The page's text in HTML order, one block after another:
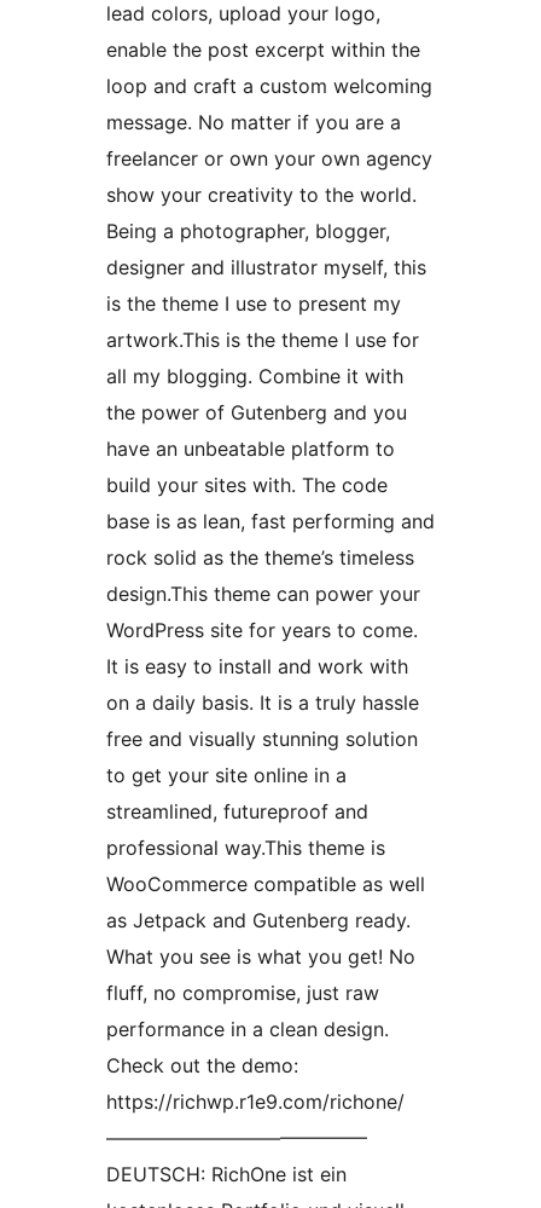
lead colors, upload your logo,
enable the post excerpt within the
loop and craft a custom welcoming
message. No matter if you are a
freelancer or own your own agency
show your creativity to the world.
Being a photographer, blogger,
designer and illustrator myself, this
is the theme I use to present my
artwork.This is the theme I use for
all my blogging. Combine it with
the power of Gutenberg and you
have an unbeatable platform to
build your sites with. The code
base is as lean, fast performing and
rock solid as the theme’s timeless
design.This theme can power your
WordPress site for years to come.
It is easy to install and work with
on a daily basis. It is a truly hassle
free and visually stunning solution
to get your site online in a
streamlined, futureproof and
professional way.This theme is
WooCommerce compatible as well
as Jetpack and Gutenberg ready.
What you see is what you get! No
fluff, no compromise, just raw
performance in a clean design.
Check out the demo:
https://richwp.r1e9.com/richone/
—————————————–
DEUTSCH: RichOne ist ein